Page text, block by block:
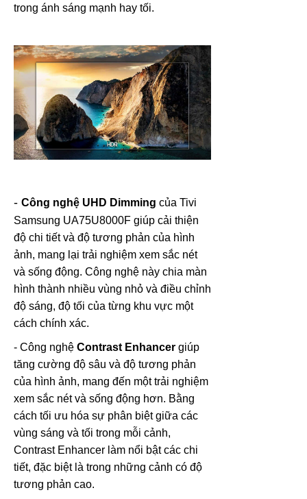
trong ánh sáng mạnh hay tối.
- Công nghệ UHD Dimming của Tivi
Samsung UA75U8000F giúp cải thiện
độ chi tiết và độ tương phản của hình
ảnh, mang lại trải nghiệm xem sắc nét
và sống động. Công nghệ này chia màn
hình thành nhiều vùng nhỏ và điều chỉnh
độ sáng, độ tối của từng khu vực một
cách chính xác.
- Công nghệ Contrast Enhancer giúp
tăng cường độ sâu và độ tương phản
của hình ảnh, mang đến một trải nghiệm
xem sắc nét và sống động hơn. Bằng
cách tối ưu hóa sự phân biệt giữa các
vùng sáng và tối trong mỗi cảnh,
Contrast Enhancer làm nổi bật các chi
tiết, đặc biệt là trong những cảnh có độ
tương phản cao.